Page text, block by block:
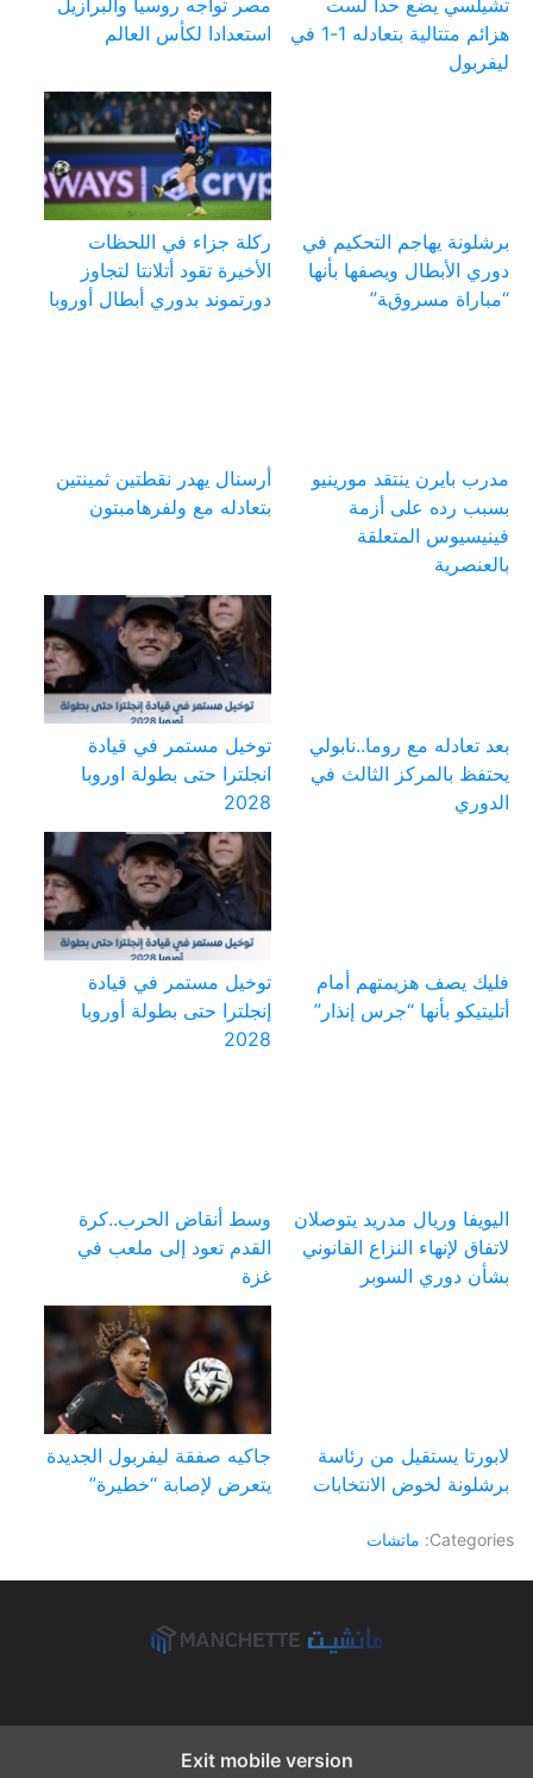
هزائم متتالية بتعادله 1-1 في
ليفربول
استعدادا لكأس العالم
برشلونة يهاجم التحكيم في
دوري الأبطال ويصفها بأنها
“مباراة مسروقة”
ركلة جزاء في اللحظات
الأخيرة تقود أتلانتا لتجاوز
دورتموند بدوري أبطال أوروبا
مدرب بايرن ينتقد مورينيو
بسبب رده على أزمة
فينيسيوس المتعلقة
بالعنصرية
أرسنال يهدر نقطتين ثمينتين
بتعادله مع ولفرهامبتون
بعد تعادله مع روما..نابولي
يحتفظ بالمركز الثالث في
الدوري
توخيل مستمر في قيادة
انجلترا حتى بطولة اوروبا
2028
فليك يصف هزيمتهم أمام
أتليتيكو بأنها “جرس إنذار”
توخيل مستمر في قيادة
إنجلترا حتى بطولة أوروبا
2028
اليويفا وريال مدريد يتوصلان
لاتفاق لإنهاء النزاع القانوني
بشأن دوري السوبر
وسط أنقاض الحرب..كرة
القدم تعود إلى ملعب في
غزة
لابورتا يستقيل من رئاسة
برشلونة لخوض الانتخابات
جاكيه صفقة ليفربول الجديدة
يتعرض لإصابة “خطيرة”
Categories: ماتشات
Exit mobile version